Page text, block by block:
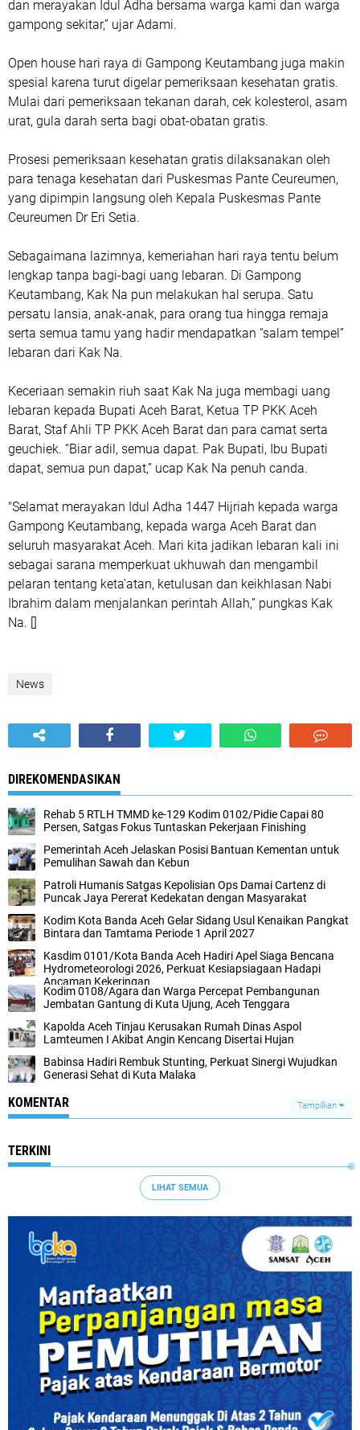
dan merayakan Idul Adha bersama warga kami dan warga
gampong sekitar,” ujar Adami.
Open house hari raya di Gampong Keutambang juga makin
spesial karena turut digelar pemeriksaan kesehatan gratis.
Mulai dari pemeriksaan tekanan darah, cek kolesterol, asam
urat, gula darah serta bagi obat-obatan gratis.
Prosesi pemeriksaan kesehatan gratis dilaksanakan oleh
para tenaga kesehatan dari Puskesmas Pante Ceureumen,
yang dipimpin langsung oleh Kepala Puskesmas Pante
Ceureumen Dr Eri Setia.
Sebagaimana lazimnya, kemeriahan hari raya tentu belum
lengkap tanpa bagi-bagi uang lebaran. Di Gampong
Keutambang, Kak Na pun melakukan hal serupa. Satu
persatu lansia, anak-anak, para orang tua hingga remaja
serta semua tamu yang hadir mendapatkan “salam tempel”
lebaran dari Kak Na.
Keceriaan semakin riuh saat Kak Na juga membagi uang
lebaran kepada Bupati Aceh Barat, Ketua TP PKK Aceh
Barat, Staf Ahli TP PKK Aceh Barat dan para camat serta
geuchiek. “Biar adil, semua dapat. Pak Bupati, Ibu Bupati
dapat, semua pun dapat,” ucap Kak Na penuh canda.
"Selamat merayakan Idul Adha 1447 Hijriah kepada warga
Gampong Keutambang, kepada warga Aceh Barat dan
seluruh masyarakat Aceh. Mari kita jadikan lebaran kali ini
sebagai sarana memperkuat ukhuwah dan mengambil
pelaran tentang keta’atan, ketulusan dan keikhlasan Nabi
Ibrahim dalam menjalankan perintah Allah,” pungkas Kak
Na. []
News
DIREKOMENDASIKAN
Rehab 5 RTLH TMMD ke-129 Kodim 0102/Pidie Capai 80
Persen, Satgas Fokus Tuntaskan Pekerjaan Finishing
Pemerintah Aceh Jelaskan Posisi Bantuan Kementan untuk
Pemulihan Sawah dan Kebun
Patroli Humanis Satgas Kepolisian Ops Damai Cartenz di
Puncak Jaya Pererat Kedekatan dengan Masyarakat
Kodim Kota Banda Aceh Gelar Sidang Usul Kenaikan Pangkat
Bintara dan Tamtama Periode 1 April 2027
Kasdim 0101/Kota Banda Aceh Hadiri Apel Siaga Bencana
Hydrometeorologi 2026, Perkuat Kesiapsiagaan Hadapi
Ancaman Kekeringan
Kodim 0108/Agara dan Warga Percepat Pembangunan
Jembatan Gantung di Kuta Ujung, Aceh Tenggara
Kapolda Aceh Tinjau Kerusakan Rumah Dinas Aspol
Lamteumen I Akibat Angin Kencang Disertai Hujan
Babinsa Hadiri Rembuk Stunting, Perkuat Sinergi Wujudkan
Generasi Sehat di Kuta Malaka
KOMENTAR Tampilkan
TERKINI
LIHAT SEMUA